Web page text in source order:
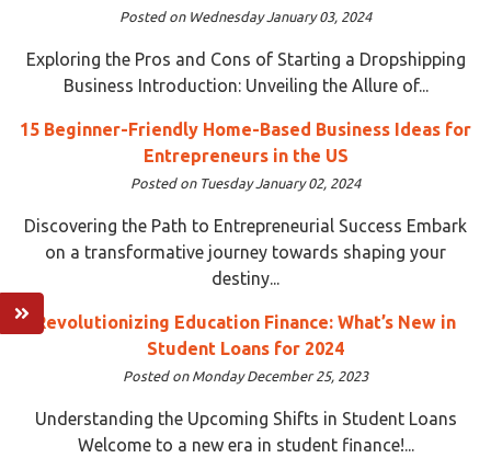
Posted on Wednesday January 03, 2024
Exploring the Pros and Cons of Starting a Dropshipping
Business Introduction: Unveiling the Allure of...
15 Beginner-Friendly Home-Based Business Ideas for
Entrepreneurs in the US
Posted on Tuesday January 02, 2024
Discovering the Path to Entrepreneurial Success Embark
on a transformative journey towards shaping your
destiny...
Revolutionizing Education Finance: What’s New in
Student Loans for 2024
Posted on Monday December 25, 2023
Understanding the Upcoming Shifts in Student Loans
Welcome to a new era in student finance!...